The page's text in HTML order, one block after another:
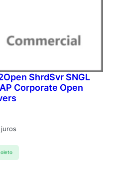
ShrdSvr SNGL
Corporate Open